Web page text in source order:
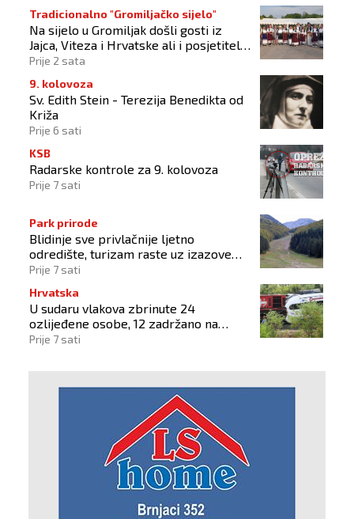
Tradicionalno "Gromiljačko sijelo"
Na sijelo u Gromiljak došli gosti iz
Jajca, Viteza i Hrvatske ali i posjetitelji
od Austrije do Australije
Prije 2 sata
9. kolovoza
Sv. Edith Stein - Terezija Benedikta od
Križa
Prije 6 sati
KSB
Radarske kontrole za 9. kolovoza
Prije 7 sati
Park prirode
Blidinje sve privlačnije ljetno
odredište, turizam raste uz izazove
očuvanja prirode
Prije 7 sati
Hrvatska
U sudaru vlakova zbrinute 24
ozlijeđene osobe, 12 zadržano na
liječenju
Prije 7 sati